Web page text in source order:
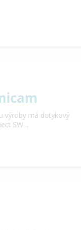
výroby má dotykový
SW ...